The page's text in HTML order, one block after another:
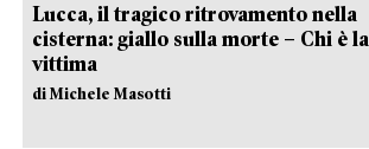
Lucca, il tragico ritrovamento nella
cisterna: giallo sulla morte – Chi è la
vittima
di Michele Masotti